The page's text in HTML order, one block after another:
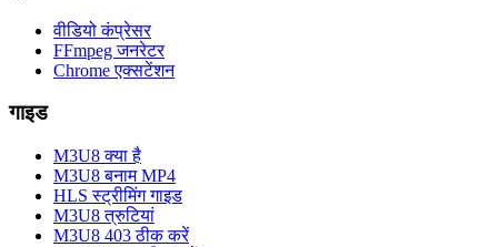
वीडियो कंप्रेसर
FFmpeg जनरेटर
Chrome एक्सटेंशन
गाइड
M3U8 क्या है
M3U8 बनाम MP4
HLS स्ट्रीमिंग गाइड
M3U8 त्रुटियां
M3U8 403 ठीक करें